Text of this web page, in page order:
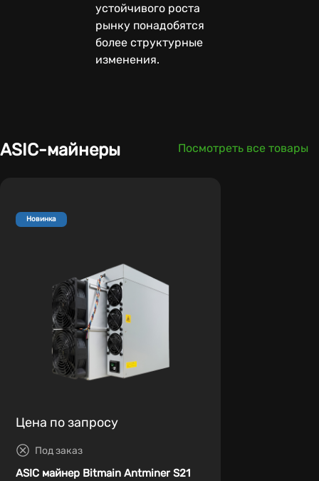
устойчивого роста
рынку понадобятся
более структурные
изменения.
ASIC-майнеры Посмотреть все товары
Новинка
Цена по запросу
Под заказ
ASIC майнер Bitmain Antminer S21